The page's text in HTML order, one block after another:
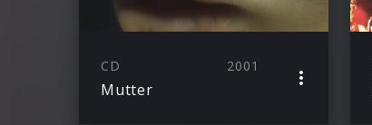
CD 2001
Mutter